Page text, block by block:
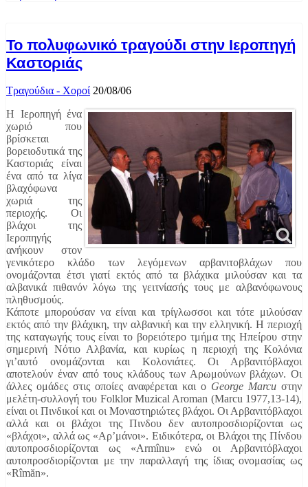
Το πολυφωνικό τραγούδι στην Ιεροπηγή
Καστοριάς
Τραγούδια - Χοροί 20/08/06
H Ιεροπηγή ένα
χωριό που
βρίσκεται
βορειοδυτικά της
Καστοριάς είναι
ένα από τα λίγα
βλαχόφωνα
χωριά της
περιοχής. Οι
βλάχοι της
Ιεροπηγής
ανήκουν στον
γενικότερο κλάδο των λεγόμενων αρβανιτοβλάχων που
ονομάζονται έτσι γιατί εκτός από τα βλάχικα μιλούσαν και τα
αλβανικά πιθανόν λόγω της γειτνίασής τους με αλβανόφωνους
πληθυσμούς.
Κάποτε μπορούσαν να είναι και τρίγλωσσοι και τότε μιλούσαν
εκτός από την βλάχικη, την αλβανική και την ελληνική. Η περιοχή
της καταγωγής τους είναι το βορειότερο τμήμα της Ηπείρου στην
σημερινή Νότιο Αλβανία, και κυρίως η περιοχή της Κολόνια
γι’αυτό ονομάζονται και Κολονιάτες. Οι Αρβανιτόβλαχοι
αποτελούν έναν από τους κλάδους των Αρωμούνων βλάχων. Οι
άλλες ομάδες στις οποίες αναφέρεται και ο George Marcu στην
μελέτη-συλλογή του Folklor Muzical Aroman (Marcu 1977,13-14),
είναι οι Πινδικοί και οι Μοναστηριώτες βλάχοι. Οι Αρβανιτόβλαχοι
αλλά και οι βλάχοι της Πινδου δεν αυτοπροσδιορίζονται ως
«βλάχοι», αλλά ως «Αρ’μάνοι». Ειδικότερα, οι Βλάχοι της Πίνδου
αυτοπροσδιορίζονται ως «Armînu» ενώ οι Αρβανιτόβλαχοι
αυτοπροσδιορίζονται με την παραλλαγή της ίδιας ονομασίας ως
«Rîmăn».